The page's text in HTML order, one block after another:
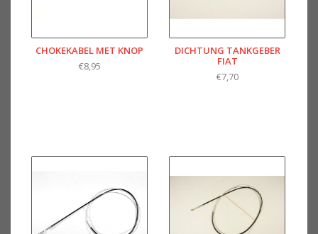
CHOKEKABEL MET KNOP
€8,95
DICHTUNG TANKGEBER
FIAT
€7,70